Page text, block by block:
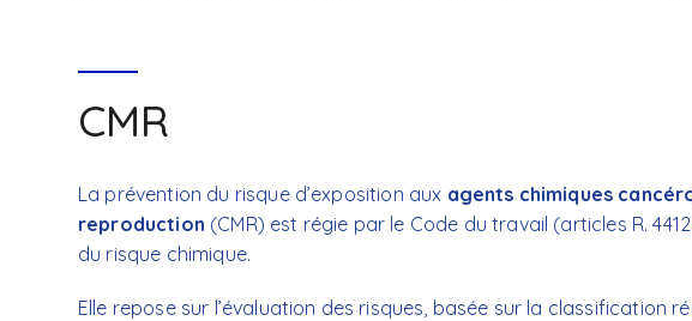
CMR
La prévention du risque d’exposition aux agents chimiques
reproduction (CMR) est régie par le Code du travail (articles R.
du risque chimique.
Elle repose sur l’évaluation des risques, basée sur la classification